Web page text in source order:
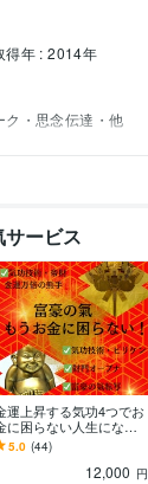
得年 : 2014年
ク・思念伝達・他
ービス
運上昇する気功4つでお
に困らない人生になり
す 努力ゼロ◆財運・く
運・高額当選・臨時収
入を引き寄せる秘術
5.0 (44)
12,000 円